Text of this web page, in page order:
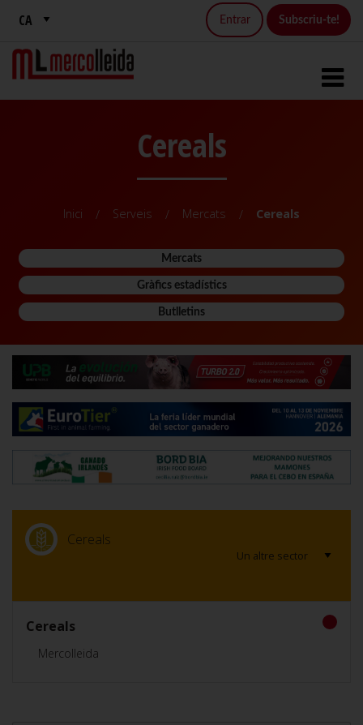
Entrar Subscriu-te!
Cereals
Inici Serveis Mercats Cereals
Mercats
Gràfics estadístics
Butlletins
Cereals
Cereals
Mercolleida